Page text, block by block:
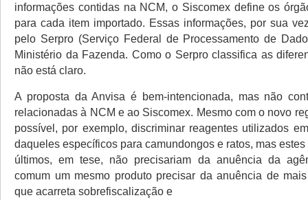
informações contidas na NCM, o Siscomex define os
para cada item importado. Essas informações, por sua
pelo Serpro (Serviço Federal de Processamento de
Ministério da Fazenda. Como o Serpro classifica as
não está claro.
A proposta da Anvisa é bem-intencionada, mas não
relacionadas à NCM e ao Siscomex. Mesmo com o novo
possível, por exemplo, discriminar reagentes utilizados
daqueles específicos para camundongos e ratos, mas estes
últimos, em tese, não precisariam da anuência da
comum um mesmo produto precisar da anuência de
que acarreta sobrefiscalização e